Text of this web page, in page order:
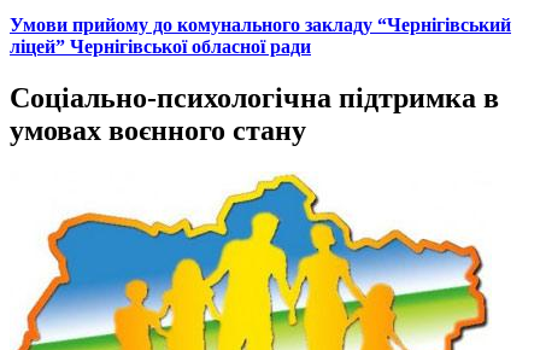
Умови прийому до комунального закладу “Чернігівський
ліцей” Чернігівської обласної ради
Соціально-психологічна підтримка в
умовах воєнного стану